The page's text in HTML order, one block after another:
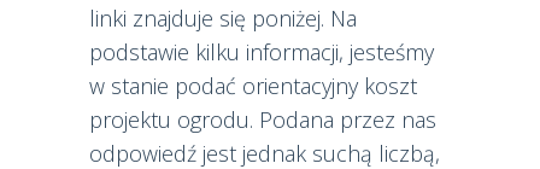
linki znajduje się poniżej. Na
podstawie kilku informacji, jesteśmy
w stanie podać orientacyjny koszt
projektu ogrodu. Podana przez nas
odpowiedź jest jednak suchą liczbą,